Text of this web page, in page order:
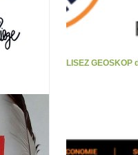
LISEZ GEOSKOP